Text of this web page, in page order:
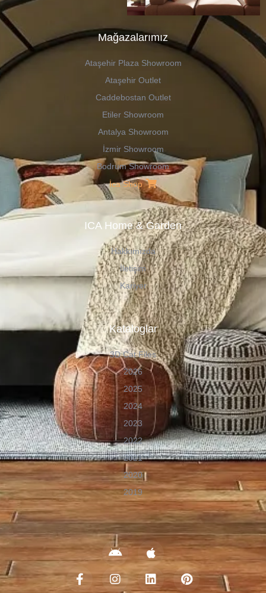
Mağazalarımız
Ataşehir Plaza Showroom
Ataşehir Outlet
Caddebostan Outlet
Etiler Showroom
Antalya Showroom
İzmir Showroom
Bodrum Showroom
İca Shop
ICA Home & Garden
Hakkımızda
İletişim
Kariyer
Kataloglar
3D Cat Files
2026
2025
2024
2023
2022
2021
2020
2019